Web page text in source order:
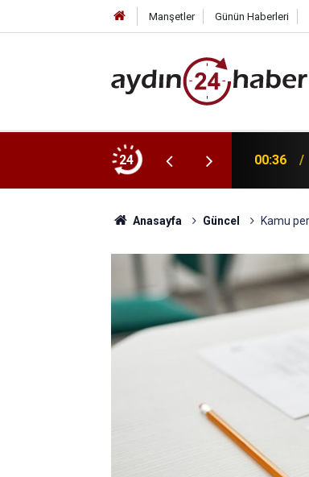
Manşetler Günün Haberleri
24
Karacasu Dedebağ Dedesi Keşkek
00:36
Anasayfa Güncel Kamu